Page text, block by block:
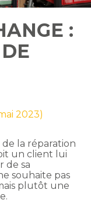
:
2023)
la réparation
un client lui
de sa
souhaite pas
plutôt une